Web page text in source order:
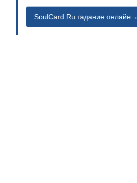
SoulCard.Ru гадание онлайн→